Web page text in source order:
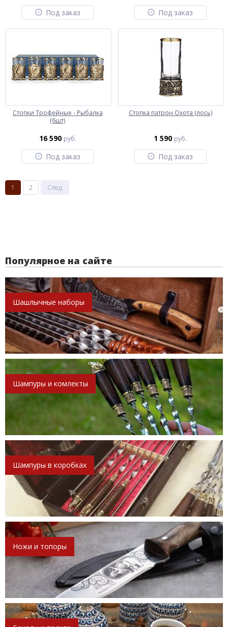
Под заказ Под заказ
Стопки Трофейные - Рыбалка
(6шт)
16 590 руб.
Под заказ
Стопка патрон Охота (лось)
1 590 руб.
Под заказ
1 2 След.
Популярное на сайте
Шашлычные наборы
Шампуры и комлекты
Шампуры в коробках
Ножи и топоры